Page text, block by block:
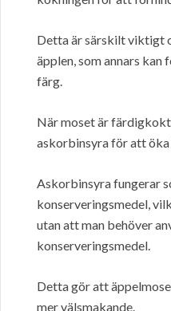
Detta är särskilt viktigt
äpplen, som annars kan
färg.
När moset är färdigkokt
askorbinsyra för att
Askorbinsyra fungerar
konserveringsmedel,
utan att man behöver
konserveringsmedel.
Detta gör att
mer välsmakande.